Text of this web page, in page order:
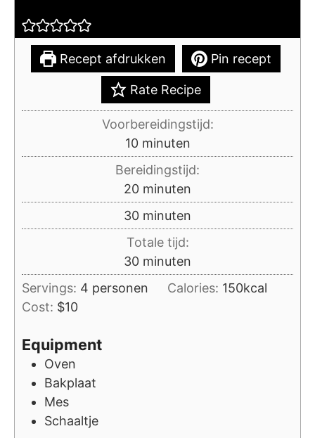
Recept afdrukken Pin recept
Rate Recipe
Voorbereidingstijd:
10minuten
minuten
Bereidingstijd:
20minuten
minuten
30minuten
minuten
Totale tijd:
30minuten
minuten
Servings: 4 personen Calories: 150kcal
Cost: $10
Equipment
Oven
Bakplaat
Mes
Schaaltje